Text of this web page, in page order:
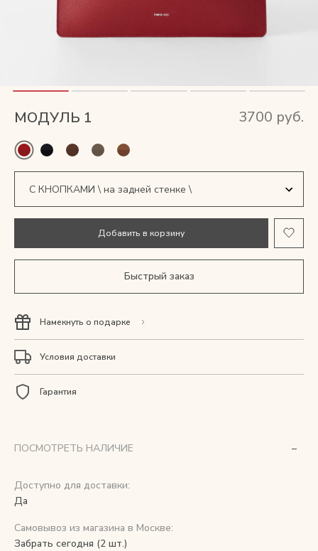
Мини-сумки и чехлы
Кошельки
Ювелирные украшения
Подарочная карта
Подарки
Снимаем с производства
О нас
Контакты
МОДУЛЬ 1 3700 руб.
С КНОПКАМИ \ на задней стенке \
БЕЗ КНОПОК \ на задней стенке \
Добавить в корзину
Быстрый заказ
Намекнуть о подарке
Условия доставки
Гарантия
ПОСМОТРЕТЬ НАЛИЧИЕ
Доступно для доставки:
Да
Самовывоз из магазина в Москве:
Забрать сегодня (2 шт.)